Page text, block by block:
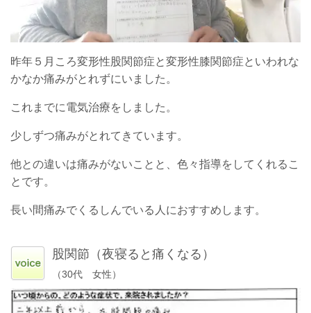
昨年５月ころ変形性股関節症と変形性膝関節症といわれな
かなか痛みがとれずにいました。
これまでに電気治療をしました。
少しずつ痛みがとれてきています。
他との違いは痛みがないことと、色々指導をしてくれるこ
とです。
長い間痛みでくるしんでいる人におすすめします。
股関節（夜寝ると痛くなる）
（30代 女性）